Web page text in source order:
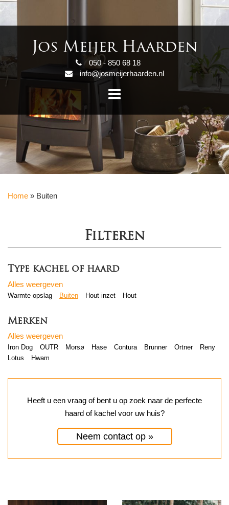
Jos Meijer Haarden
050 - 850 68 18
info@josmeijerhaarden.nl
Home » Buiten
Filteren
Type kachel of haard
Alles weergeven
Warmte opslag Buiten Hout inzet Hout
Merken
Alles weergeven
Iron Dog OUTR Morsø Hase Contura Brunner Ortner
Reny
Lotus
Hwam
Heeft u een vraag of bent u op zoek naar de perfecte
haard of kachel voor uw huis?
Neem contact op »